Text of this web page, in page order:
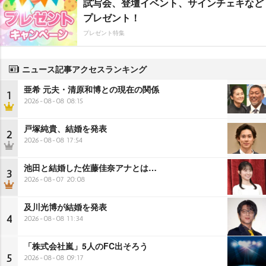
試写会、登壇イベント、サインチェキなど
プレゼント！
プレゼント特集
ニュース記事アクセスランキング
1 亜希 元夫・清原和博との現在の関係
2026-08-08 08:15
2 戸塚純貴、結婚を発表
2026-08-08 17:54
3 池田と結婚した佐藤佳奈アナとは…
2026-08-07 20:08
4
及川光博が結婚を発表
2026-08-08 11:34
5
「株式会社嵐」5人のFC出そろう
2026-08-08 09:17